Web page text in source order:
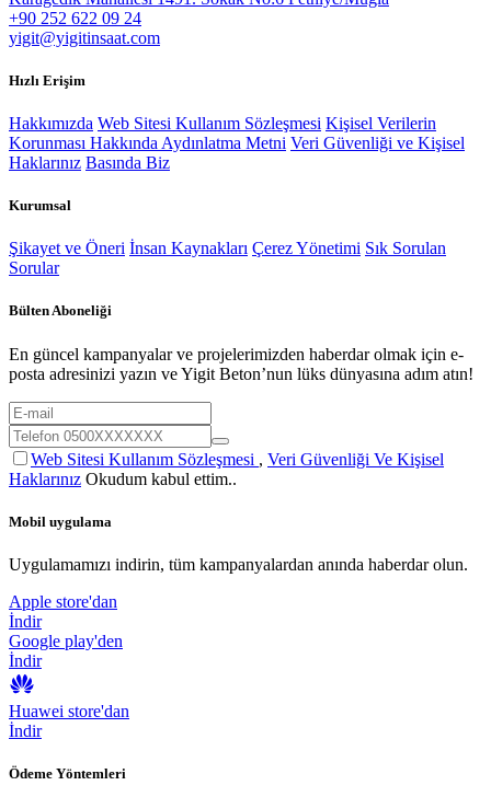
+90 252 622 09 24
​yigit@yigitinsaat.com
Hızlı Erişim
Hakkımızda Web Sitesi Kullanım Sözleşmesi Kişisel Verilerin
Korunması Hakkında Aydınlatma Metni Veri Güvenliği ve Kişisel
Haklarınız Basında Biz
Kurumsal
Şikayet ve Öneri İnsan Kaynakları Çerez Yönetimi Sık Sorulan
Sorular
Bülten Aboneliği
En güncel kampanyalar ve projelerimizden haberdar olmak için e-
posta adresinizi yazın ve Yigit Beton’nun lüks dünyasına adım atın!
Web Sitesi Kullanım Sözleşmesi , Veri Güvenliği Ve Kişisel
Haklarınız Okudum kabul ettim..
Mobil uygulama
Uygulamamızı indirin, tüm kampanyalardan anında haberdar olun.
Apple store'dan
İndir
Google play'den
İndir
Huawei store'dan
İndir
Ödeme Yöntemleri